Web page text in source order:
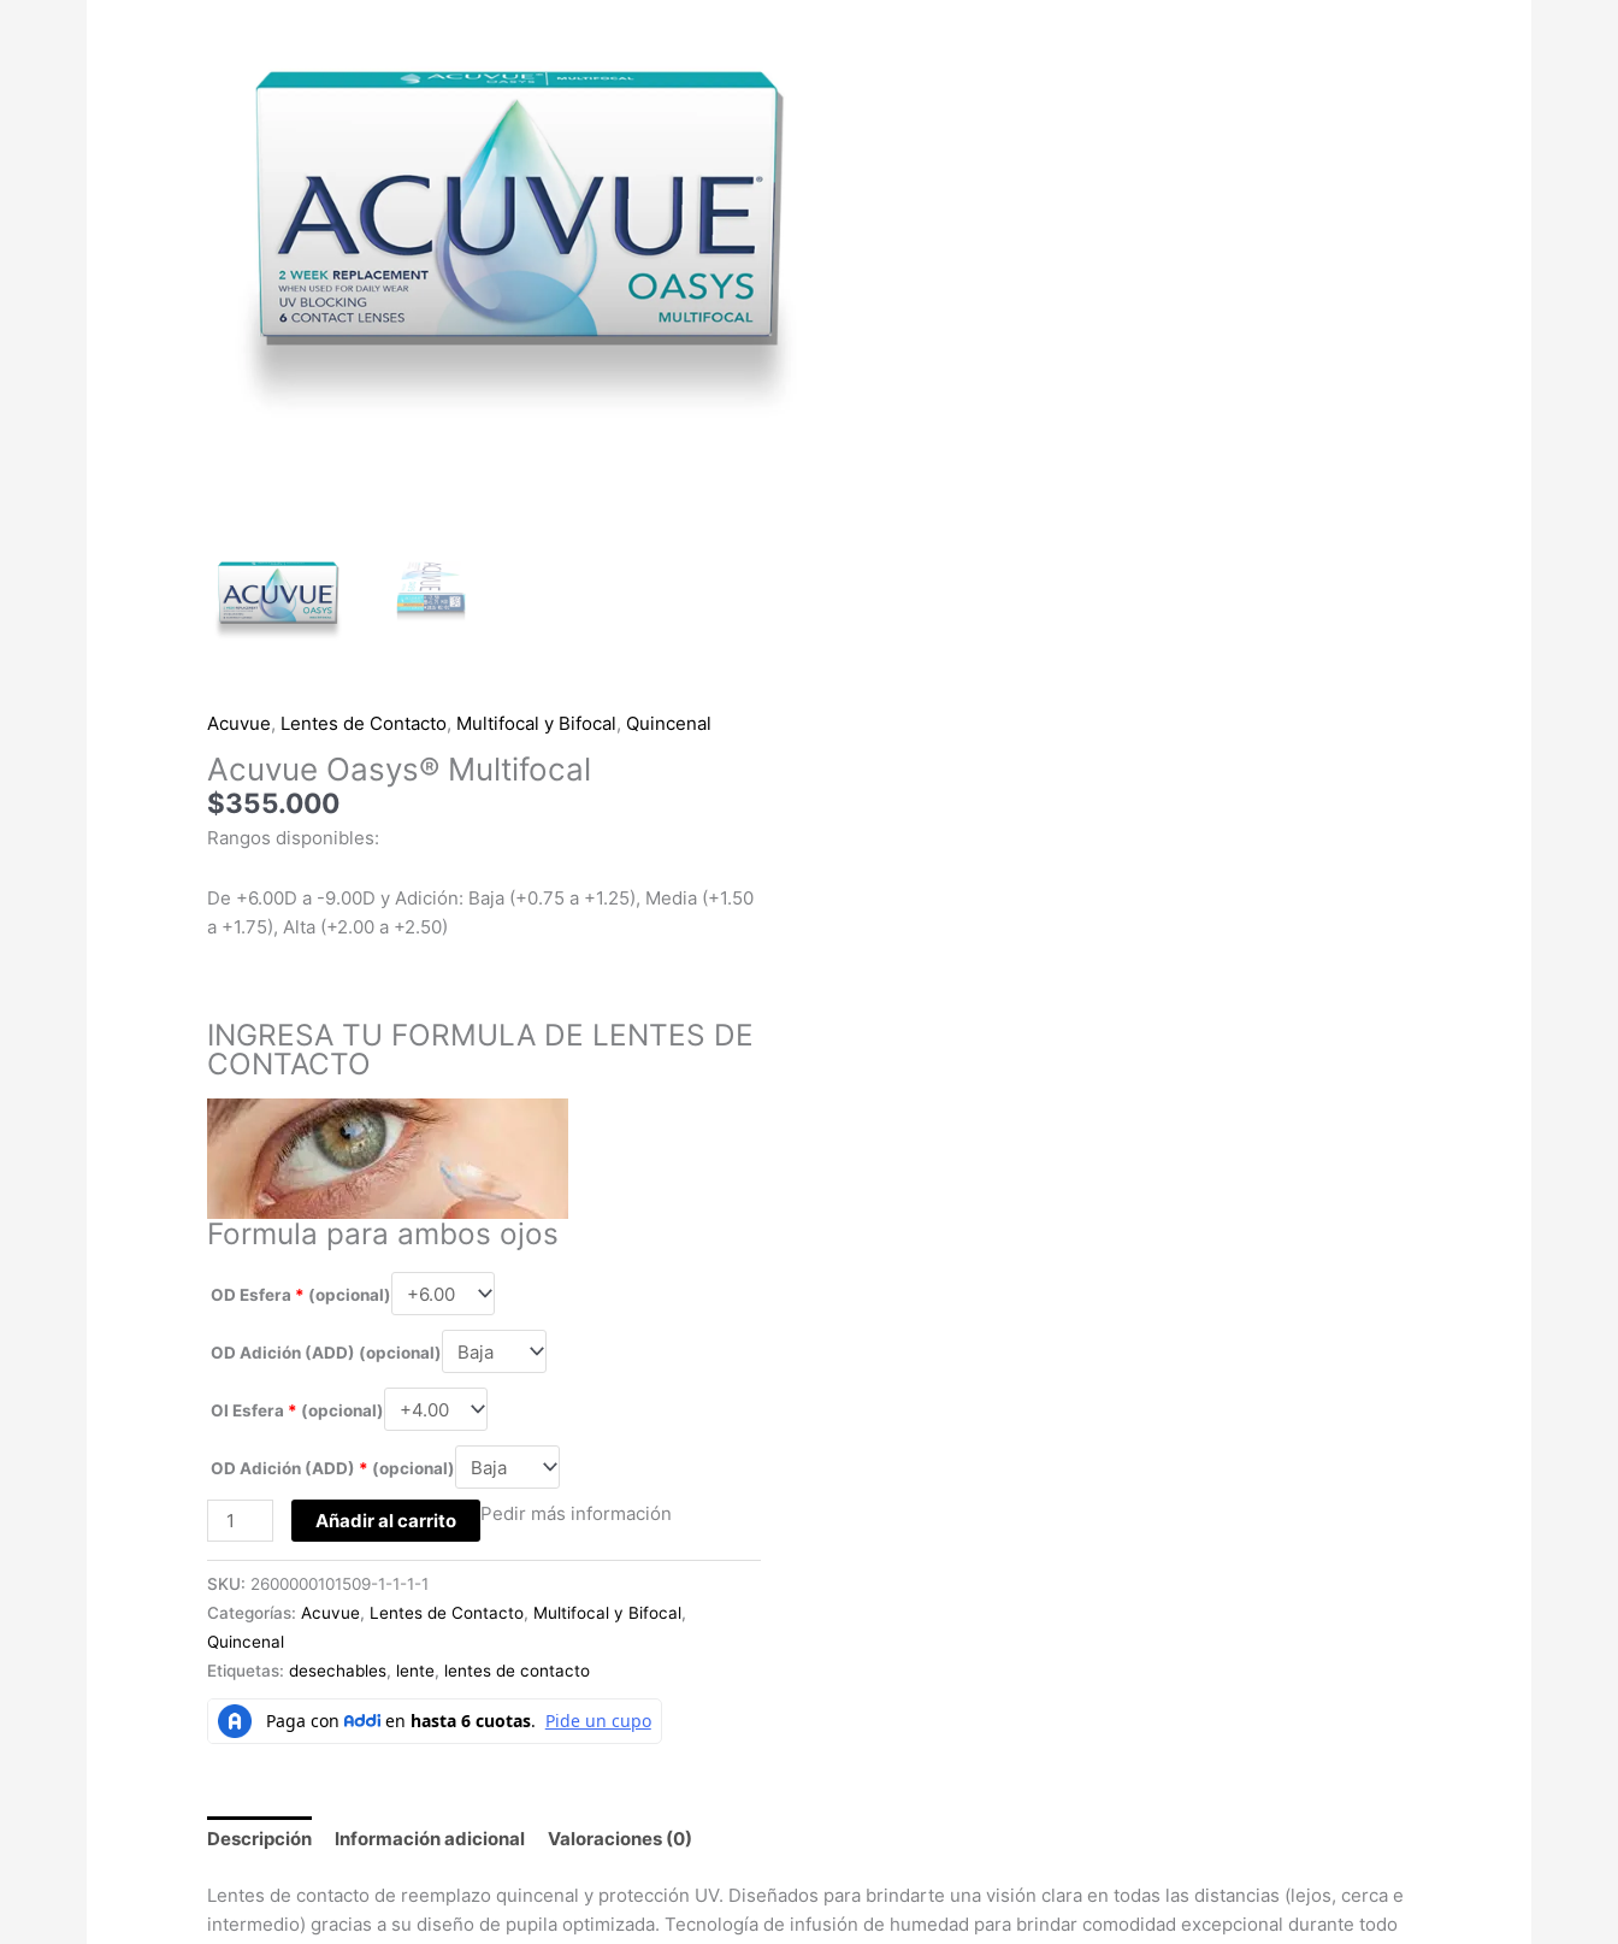
Acuvue, Lentes de Contacto, Multifocal y Bifocal, Quincenal
Acuvue Oasys® Multifocal
$355.000
Rangos disponibles:
De +6.00D a -9.00D y Adición: Baja (+0.75 a +1.25), Media (+1.50
a +1.75), Alta (+2.00 a +2.50)
INGRESA TU FORMULA DE LENTES DE
CONTACTO
Formula para ambos ojos
OD Esfera * (opcional)
OD Adición (ADD) (opcional)
OI Esfera * (opcional)
OD Adición (ADD) * (opcional)
Añadir al carrito Pedir más información
SKU: 2600000101509-1-1-1-1
Categorías:Acuvue, Lentes de Contacto, Multifocal y Bifocal,
Quincenal
Etiquetas:desechables, lente, lentes de contacto
Descripción Información adicional Valoraciones (0)
Lentes de contacto de reemplazo quincenal y protección UV. Diseñados para brindarte una visión clara en todas las distancias (lejos, cerca e
intermedio) gracias a su diseño de pupila optimizada. Tecnología de infusión de humedad para brindar comodidad excepcional durante todo